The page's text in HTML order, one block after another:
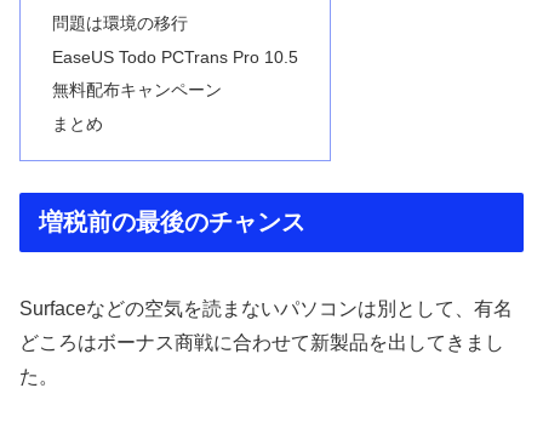
問題は環境の移行
EaseUS Todo PCTrans Pro 10.5
無料配布キャンペーン
まとめ
増税前の最後のチャンス
Surfaceなどの空気を読まないパソコンは別として、有名
どころはボーナス商戦に合わせて新製品を出してきまし
た。